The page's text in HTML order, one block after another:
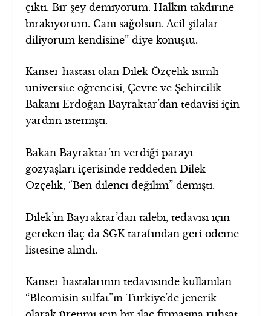
çıktı. Bir şey demiyorum. Halkın takdirine
bırakıyorum. Canı sağolsun. Acil şifalar
diliyorum kendisine” diye konuştu.
Kanser hastası olan Dilek Özçelik isimli
üniversite öğrencisi, Çevre ve Şehircilik
Bakanı Erdoğan Bayraktar’dan tedavisi için
yardım istemişti.
Bakan Bayraktar’ın verdiği parayı
gözyaşları içerisinde reddeden Dilek
Özçelik, “Ben dilenci değilim” demişti.
Dilek’in Bayraktar’dan talebi, tedavisi için
gereken ilaç da SGK tarafından geri ödeme
listesine alındı.
Kanser hastalarının tedavisinde kullanılan
“Bleomisin sülfat”ın Türkiye’de jenerik